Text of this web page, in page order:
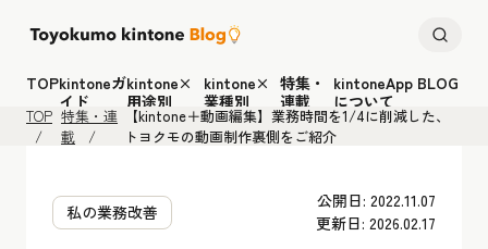
TOPkintoneガ
イド
kintone×
用途別
kintone×
業種別
特集・
連載
kintoneApp BLOG
について
TOP 特集・連
載
【kintone＋動画編集】業務時間を1/4に削減した、
トヨクモの動画制作裏側をご紹介
私の業務改善
公開日: 2022.11.07
更新日: 2026.02.17